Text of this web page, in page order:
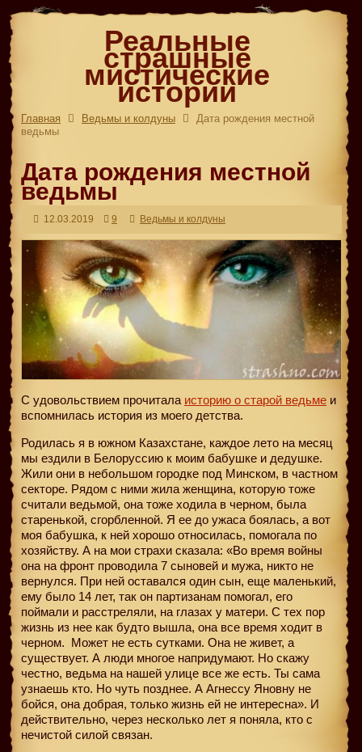
Реальные
страшные
мистические
истории
Главная Ведьмы и колдуны
Дата рождения местной
ведьмы
Дата рождения местной
ведьмы
12.03.2019 9 Ведьмы и колдуны
С удовольствием прочитала историю о старой ведьме и
вспомнилась история из моего детства.
Родилась я в южном Казахстане, каждое лето на месяц
мы ездили в Белоруссию к моим бабушке и дедушке.
Жили они в небольшом городке под Минском, в частном
секторе. Рядом с ними жила женщина, которую тоже
считали ведьмой, она тоже ходила в черном, была
старенькой, сгорбленной. Я ее до ужаса боялась, а вот
моя бабушка, к ней хорошо относилась, помогала по
хозяйству. А на мои страхи сказала: «Во время войны
она на фронт проводила 7 сыновей и мужа, никто не
вернулся. При ней оставался один сын, еще маленький,
ему было 14 лет, так он партизанам помогал, его
поймали и расстреляли, на глазах у матери. С тех пор
жизнь из нее как будто вышла, она все время ходит в
черном. Может не есть сутками. Она не живет, а
существует. А люди многое напридумают. Но скажу
честно, ведьма на нашей улице все же есть. Ты сама
узнаешь кто. Но чуть позднее. А Агнессу Яновну не
бойся, она добрая, только жизнь ей не интересна». И
действительно, через несколько лет я поняла, кто с
нечистой силой связан.